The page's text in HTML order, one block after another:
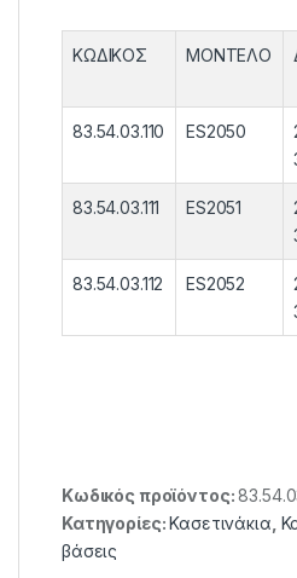
ΚΩΔΙΚΟΣ ΜΟΝΤΕΛΟ
83.54.03.110 ES2050
83.54.03.111 ES2051
83.54.03.112 ES2052
Κωδικός προϊόντος:
Κατηγορίες:Κασετινάκια
βάσεις